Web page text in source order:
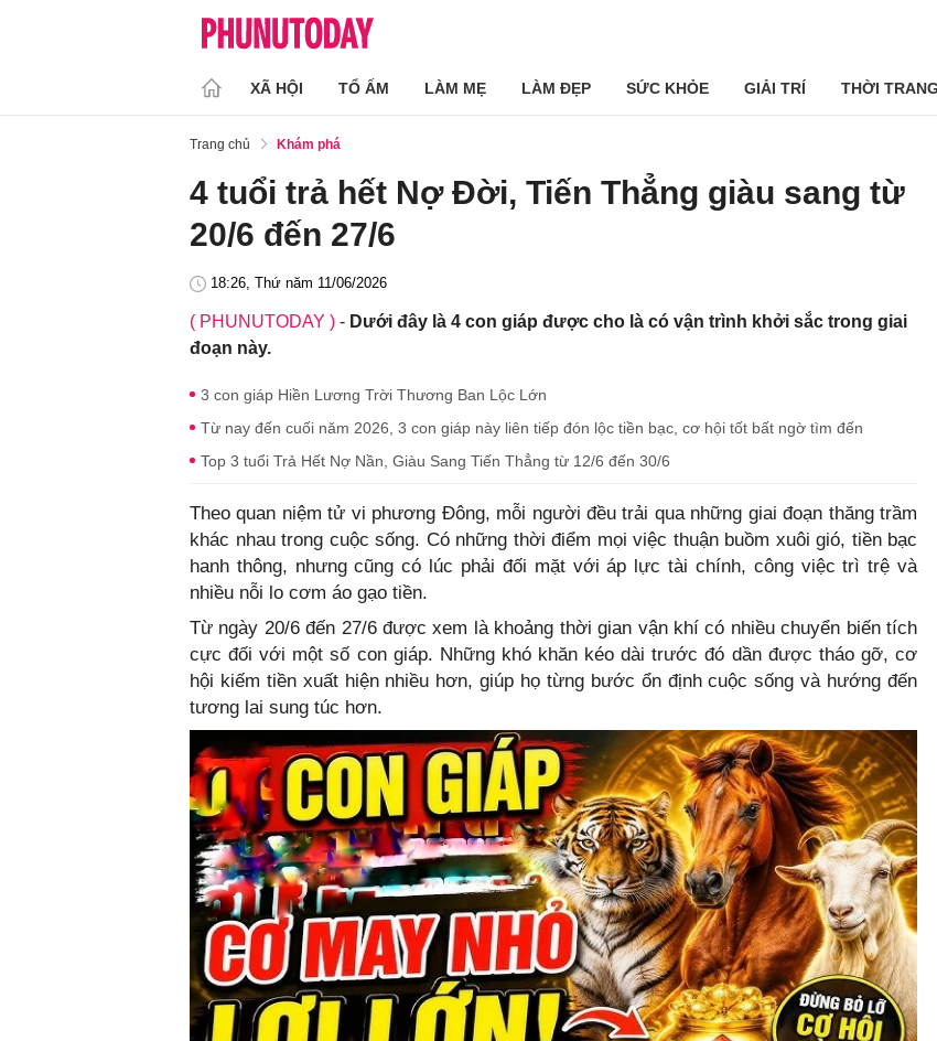
XÃ HỘI TỔ ẤM LÀM MẸ LÀM ĐẸP SỨC KHỎE GIẢI TRÍ THỜI TRANG
Trang chủ Khám phá
4 tuổi trả hết Nợ Đời, Tiến Thẳng giàu sang từ
20/6 đến 27/6
18:26, Thứ năm 11/06/2026
( PHUNUTODAY ) - Dưới đây là 4 con giáp được cho là có vận trình khởi sắc trong giai
đoạn này.
3 con giáp Hiền Lương Trời Thương Ban Lộc Lớn
Từ nay đến cuối năm 2026, 3 con giáp này liên tiếp đón lộc tiền bạc, cơ hội tốt bất ngờ tìm đến
Top 3 tuổi Trả Hết Nợ Nần, Giàu Sang Tiến Thẳng từ 12/6 đến 30/6
Theo quan niệm tử vi phương Đông, mỗi người đều trải qua những giai đoạn thăng trầm
khác nhau trong cuộc sống. Có những thời điểm mọi việc thuận buồm xuôi gió, tiền bạc
hanh thông, nhưng cũng có lúc phải đối mặt với áp lực tài chính, công việc trì trệ và
nhiều nỗi lo cơm áo gạo tiền.
Từ ngày 20/6 đến 27/6 được xem là khoảng thời gian vận khí có nhiều chuyển biến tích
cực đối với một số con giáp. Những khó khăn kéo dài trước đó dần được tháo gỡ, cơ
hội kiếm tiền xuất hiện nhiều hơn, giúp họ từng bước ổn định cuộc sống và hướng đến
tương lai sung túc hơn.